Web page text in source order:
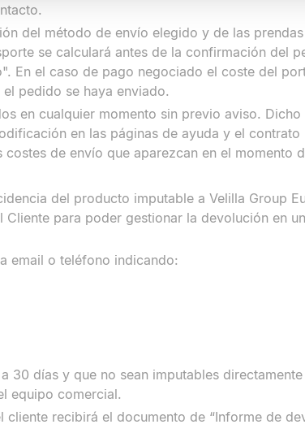
del método de envío elegido y de las
se calculará antes de la confirmación del
En el caso de pago negociado el coste del
pedido se haya enviado.
en cualquier momento sin previo aviso.
en las páginas de ayuda y el contrato
de envío que aparezcan en el momento
del producto imputable a Velilla Group
para poder gestionar la devolución en
email o teléfono indicando:
30 días y que no sean imputables
equipo comercial.
recibirá el documento de “Informe de